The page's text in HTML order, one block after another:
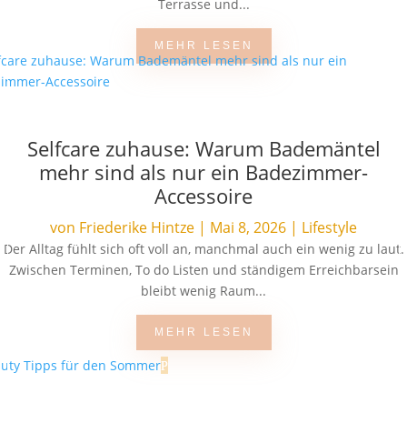
Terrasse und...
MEHR LESEN
Selfcare zuhause: Warum Bademäntel
mehr sind als nur ein Badezimmer-
Accessoire
von Friederike Hintze | Mai 8, 2026 | Lifestyle
Der Alltag fühlt sich oft voll an, manchmal auch ein wenig zu laut.
Zwischen Terminen, To do Listen und ständigem Erreichbarsein
bleibt wenig Raum...
MEHR LESEN